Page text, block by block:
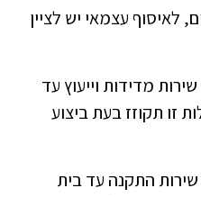
לאיסוף עצמאי יש לציין
שירות מדידות וייעוץ עד
בעלות 100₪, עלות זו תקוזז בעת ביצוע
שירות התקנה עד בית